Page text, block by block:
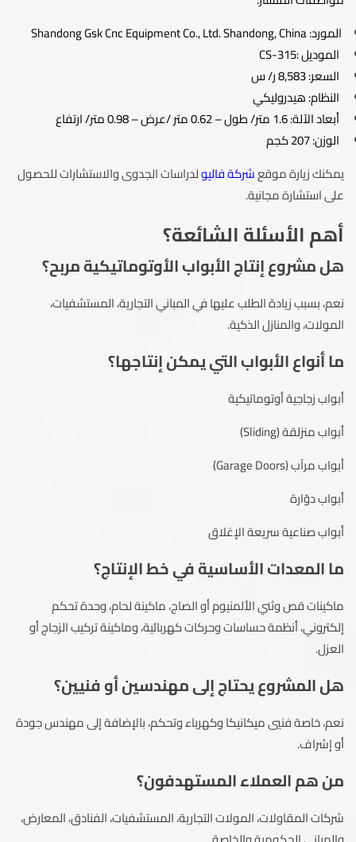
المورد: Shandong Gsk Cnc Equipment Co., Ltd. Shandong, China
الموديل :CS-315
السعر: 8,583 ر/ س
النظام: هيدروليكي
أبعاد الآلة: 1.6 متر/ طول – 0.62 متر /عرض – 0.98 متر/ ارتفاع
الوزن: 207 كجم
يمكنك زيارة موقعشركة فاليولدراسات الجدوى والاستشارات للحصول
على استشارة مجانية.
أهم الأسئلة الشائعة؟
هل مشروع إنتاج الأبواب الأوتوماتيكية مربح؟
نعم، بسبب زيادة الطلب عليها في المباني التجارية، المستشفيات،
المولات، والمنازل الذكية.
ما أنواع الأبواب التي يمكن إنتاجها؟
أبواب زجاجية أوتوماتيكية
أبواب منزلقة (Sliding)
أبواب مرآب (Garage Doors)
أبواب دوّارة
أبواب صناعية سريعة الإغلاق
ما المعدات الأساسية في خط الإنتاج؟
ماكينات قص وثني الألمنيوم أو الصاج، ماكينة لحام، وحدة تحكم
إلكتروني، أنظمة حساسات وحركات كهربائية، وماكينة تركيب الزجاج أو
العزل.
هل المشروع يحتاج إلى مهندسين أو فنيين؟
نعم، خاصة فنيي ميكانيكا وكهرباء وتحكم، بالإضافة إلى مهندس جودة
أو إشراف.
من هم العملاء المستهدفون؟
شركات المقاولات، المولات التجارية، المستشفيات، الفنادق، المعارض،